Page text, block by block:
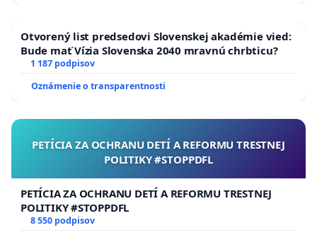
Otvorený list predsedovi Slovenskej akadémie vied:
Bude mať Vízia Slovenska 2040 mravnú chrbticu?
1 187 podpisov
Oznámenie o transparentnosti
PETÍCIA ZA OCHRANU DETÍ A REFORMU TRESTNEJ
POLITIKY #STOPPDFL
PETÍCIA ZA OCHRANU DETÍ A REFORMU TRESTNEJ
POLITIKY #STOPPDFL
8 550 podpisov